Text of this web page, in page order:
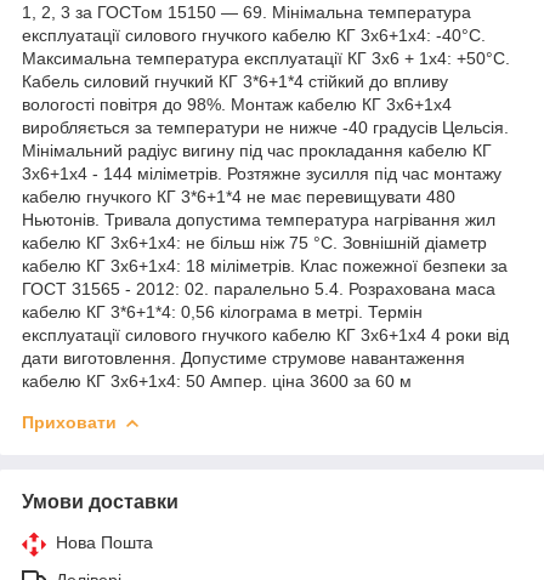
1, 2, 3 за ГОСТом 15150 — 69. Мінімальна температура
експлуатації силового гнучкого кабелю КГ 3х6+1х4: -40°С.
Максимальна температура експлуатації КГ 3х6 + 1х4: +50°С.
Кабель силовий гнучкий КГ 3*6+1*4 стійкий до впливу
вологості повітря до 98%. Монтаж кабелю КГ 3х6+1х4
виробляється за температури не нижче -40 градусів Цельсія.
Мінімальний радіус вигину під час прокладання кабелю КГ
3х6+1х4 - 144 міліметрів. Розтяжне зусилля під час монтажу
кабелю гнучкого КГ 3*6+1*4 не має перевищувати 480
Ньютонів. Тривала допустима температура нагрівання жил
кабелю КГ 3х6+1х4: не більш ніж 75 °C. Зовнішній діаметр
кабелю КГ 3х6+1х4: 18 міліметрів. Клас пожежної безпеки за
ГОСТ 31565 - 2012: 02. паралельно 5.4. Розрахована маса
кабелю КГ 3*6+1*4: 0,56 кілограма в метрі. Термін
експлуатації силового гнучкого кабелю КГ 3х6+1х4 4 роки від
дати виготовлення. Допустиме струмове навантаження
кабелю КГ 3х6+1х4: 50 Ампер. ціна 3600 за 60 м
Приховати
Умови доставки
Нова Пошта